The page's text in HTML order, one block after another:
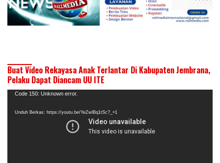
Buat Video Rekayasa Anak Terlantar Di Kabupaten Jembrana,
Pelaku Dapat Diancam UU ITE
Pemutar
Code 150: Unknown error.
Unduh Berkas: https://youtu.be/YeZwlBq1tSc?_=1